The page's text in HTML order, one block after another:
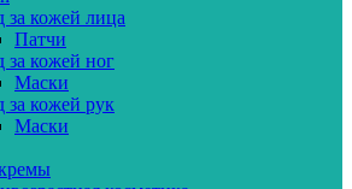
за кожей лица
Патчи
за кожей ног
Маски
за кожей рук
Маски